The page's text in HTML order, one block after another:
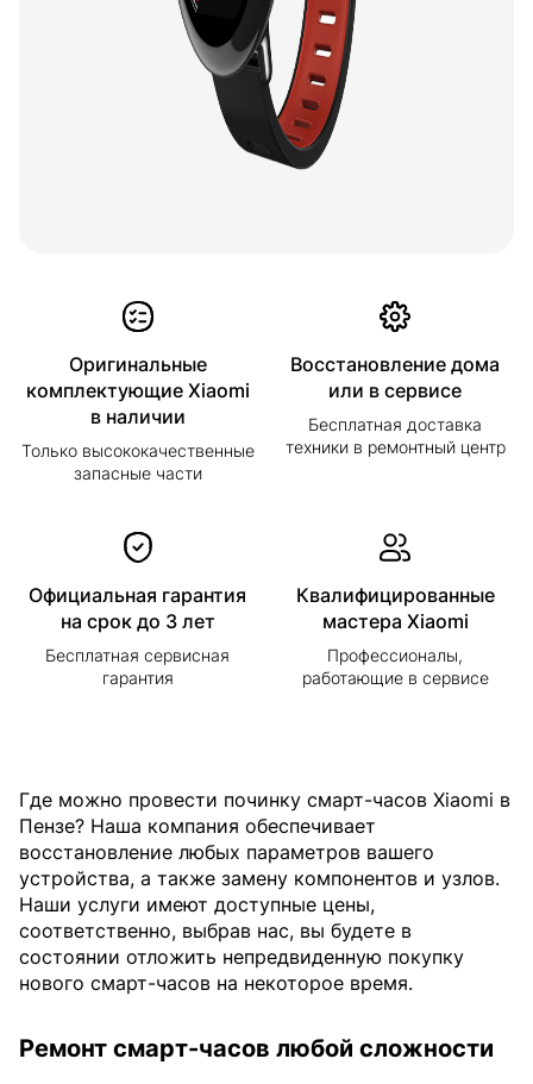
Оригинальные
комплектующие Xiaomi
в наличии
Только высококачественные
запасные части
Восстановление дома
или в сервисе
Бесплатная доставка
техники в ремонтный центр
Официальная гарантия
на срок до 3 лет
Бесплатная сервисная
гарантия
Квалифицированные
мастера Xiaomi
Профессионалы,
работающие в сервисе
Где можно провести починку смарт-часов Xiaomi в
Пензе? Наша компания обеспечивает
восстановление любых параметров вашего
устройства, а также замену компонентов и узлов.
Наши услуги имеют доступные цены,
соответственно, выбрав нас, вы будете в
состоянии отложить непредвиденную покупку
нового смарт-часов на некоторое время.
Ремонт смарт-часов любой сложности